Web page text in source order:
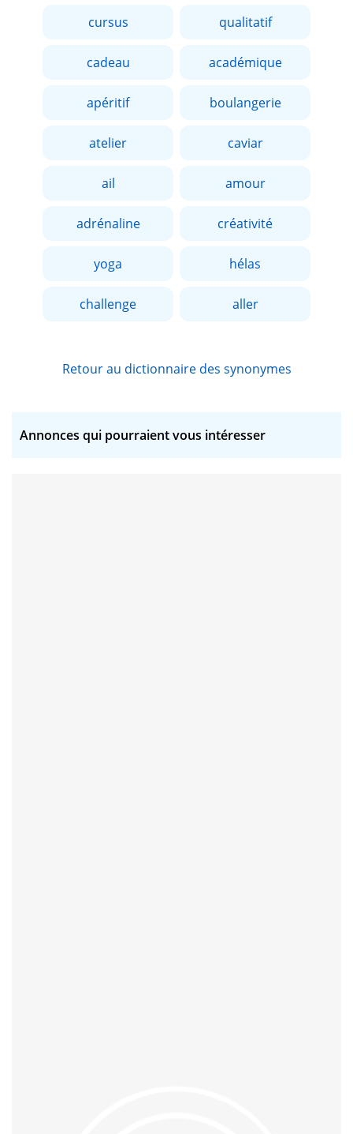
cursus qualitatif
cadeau académique
apéritif boulangerie
atelier caviar
ail amour
adrénaline créativité
yoga hélas
challenge aller
Retour au dictionnaire des synonymes
Annonces qui pourraient vous intéresser